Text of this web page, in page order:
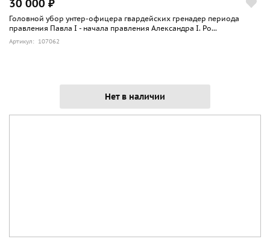
30 000 ₽
Головной убор унтер-офицера гвардейских гренадер периода
правления Павла I - начала правления Александра I. Ро...
Артикул: 107062
Нет в наличии